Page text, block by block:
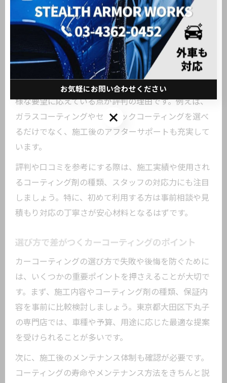
示しています。実際に、施工後の美観や耐久性に関す
る口コミが多く、ユーザー満足度が評価されていま
トレンドワークスでは、最新のコーティング材料や下
地処理技術を積極的に導入しています。これにより、
トレンドを反映したサービスを提供し、ユーザーの多
様な要望に応えている点が評判の理由です。例えば、
ガラスコーティングやセラミックコーティングを選べ
るだけでなく、施工後のアフターサポートも充実して
います。
評判や口コミを参考にする際は、施工実績や使用され
るコーティング剤の種類、スタッフの対応力にも注目
しましょう。特に、初めて利用する方は事前相談や見
積もり対応の丁寧さが安心材料となるはずです。
選び方で差がつくカーコーティングのポイント
カーコーティングの選び方で失敗や後悔を防ぐために
は、いくつかの重要ポイントを押さえることが大切で
す。まず、施工内容やコーティング剤の種類、保証内
容を事前に比較検討しましょう。東京都大田区下丸子
の専門店では、車種や予算、用途に応じた最適な提案
を受けられることが多いです。
次に、施工後のメンテナンス体制も確認が必要です。
コーティングの寿命やメンテナンス方法をきちんと説
お気軽にお問い合わせください
お気軽にお問い合わせください